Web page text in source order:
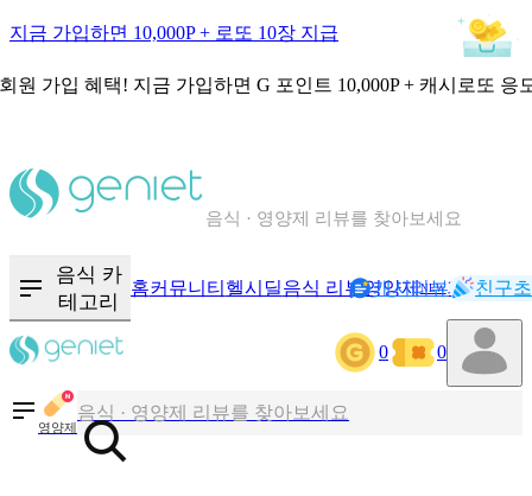
지금 가입하면 10,000P + 로또 10장 지급
원 가입 혜택! 지금 가입하면 G 포인트 10,000P + 캐시로또 응
칼로리와 영양성분을 검색해보세요
음식 카
테고리
홈커뮤니티 헬시딜음식 리뷰영양제NEW기록
캐시리뷰 친구
0 0
영양제
칼로리와 영양성분을 검색해보세요
혈당 · 다이어트 음식 검색해보세요